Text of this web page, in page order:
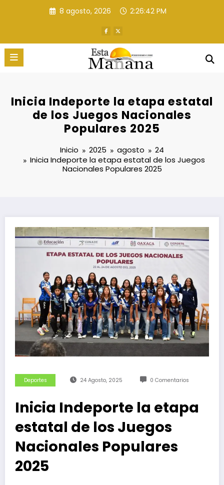
8 agosto, 2026 2:26:43 PM
Inicia Indeporte la etapa estatal
de los Juegos Nacionales
Populares 2025
Inicio 2025 agosto
24
Inicia Indeporte la etapa estatal de los Juegos
Nacionales Populares 2025
Deportes 24 Agosto, 2025 0 Comentarios
Inicia Indeporte la etapa
estatal de los Juegos
Nacionales Populares
2025